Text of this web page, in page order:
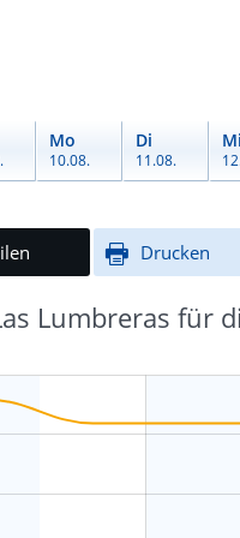
Mo
10.08.
Di
11.08.
Mi
Drucken
Lumbreras für